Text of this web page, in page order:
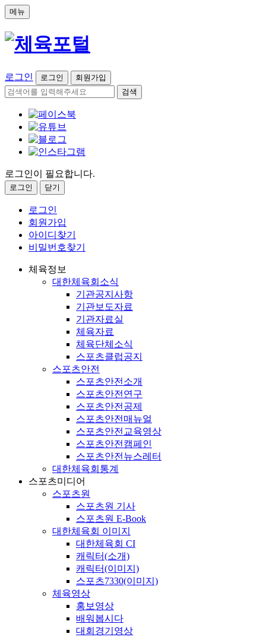
메뉴
로그인 로그인
회원가입
검색
로그인이 필요합니다.
로그인 닫기
로그인
회원가입
아이디찾기
비밀번호찾기
체육정보
대한체육회소식
기관공지사항
기관보도자료
기관자료실
체육자료
체육단체소식
스포츠클럽공지
스포츠안전
스포츠안전소개
스포츠안전연구
스포츠안전공제
스포츠안전매뉴얼
스포츠안전교육영상
스포츠안전캠페인
스포츠안전뉴스레터
대한체육회통계
스포츠미디어
스포츠원
스포츠원 기사
스포츠원 E-Book
대한체육회 이미지
대한체육회 CI
캐릭터(소개)
캐릭터(이미지)
스포츠7330(이미지)
체육영상
홍보영상
배워봅시다
대회경기영상